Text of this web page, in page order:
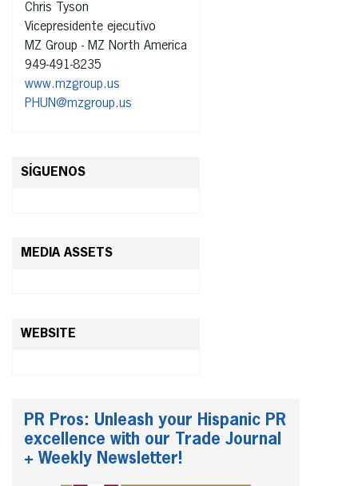
Chris Tyson
Vicepresidente ejecutivo
MZ Group - MZ North America
949-491-8235
www.mzgroup.us
PHUN@mzgroup.us
SÍGUENOS
MEDIA ASSETS
WEBSITE
PR Pros: Unleash your Hispanic PR
excellence with our Trade Journal
+ Weekly Newsletter!